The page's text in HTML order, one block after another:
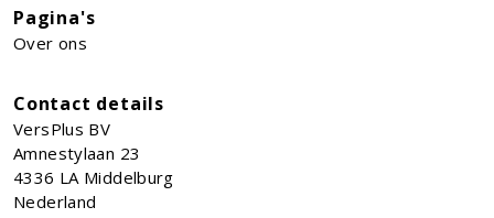
Pagina's
Over ons
Contact details
VersPlus BV
Amnestylaan 23
4336 LA Middelburg
Nederland